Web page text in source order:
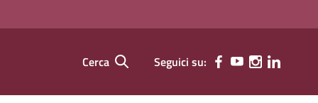
Cerca Seguici su: